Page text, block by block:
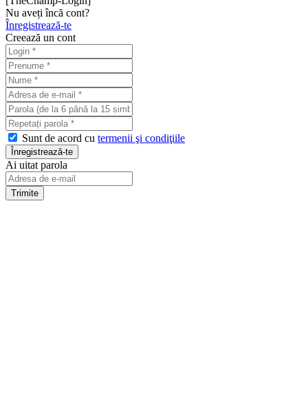
Nu aveți încă cont?
Înregistrează-te
Creează un cont
Sunt de acord cu termenii şi condiţiile
Ai uitat parola